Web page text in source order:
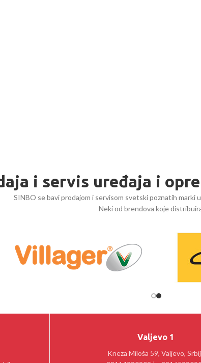
i servis uređaja i
SINBO se bavi prodajom i servisom svetski poznatih marki
Neki od brendova koje
Valjevo 1
Kneza Miloša 59, Valjevo,